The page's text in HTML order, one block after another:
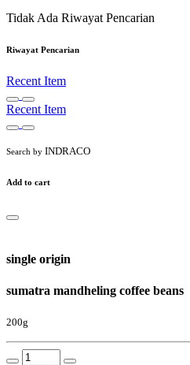
Tidak Ada Riwayat Pencarian
Riwayat Pencarian
Recent Item
Recent Item
Search by INDRACO
Add to cart
single origin
sumatra mandheling coffee beans
200g